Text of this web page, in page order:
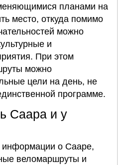
планами на
место, откуда помимо
можно
и
При этом
можно
цели на день, не
программе.
Саара и у
о Сааре,
веломаршруты и